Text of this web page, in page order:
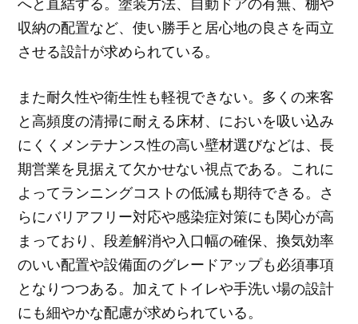
収納の配置など、使い勝手と居心地の良さを両立
させる設計が求められている。
また耐久性や衛生性も軽視できない。多くの来客
と高頻度の清掃に耐える床材、においを吸い込み
にくくメンテナンス性の高い壁材選びなどは、長
期営業を見据えて欠かせない視点である。これに
よってランニングコストの低減も期待できる。さ
らにバリアフリー対応や感染症対策にも関心が高
まっており、段差解消や入口幅の確保、換気効率
のいい配置や設備面のグレードアップも必須事項
となりつつある。加えてトイレや手洗い場の設計
にも細やかな配慮が求められている。